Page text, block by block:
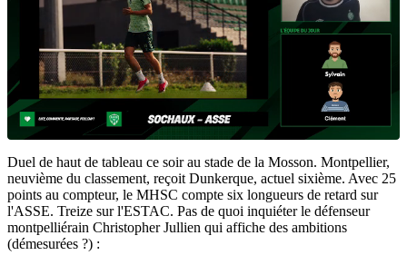
Duel de haut de tableau ce soir au stade de la Mosson. Montpellier,
neuvième du classement, reçoit Dunkerque, actuel sixième. Avec 25
points au compteur, le MHSC compte six longueurs de retard sur
l'ASSE. Treize sur l'ESTAC. Pas de quoi inquiéter le défenseur
montpelliérain Christopher Jullien qui affiche des ambitions
(démesurées ?) :